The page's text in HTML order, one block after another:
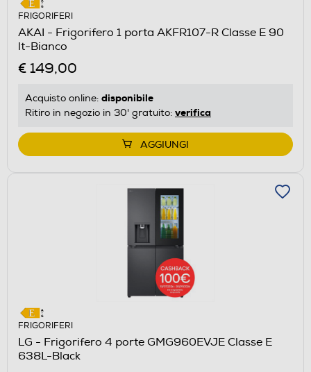
FRIGORIFERI
AKAI - Frigorifero 1 porta AKFR107-R Classe E 90
lt-Bianco
€ 149,00
Acquisto online: disponibile
Ritiro in negozio in 30' gratuito: verifica
AGGIUNGI
FRIGORIFERI
LG - Frigorifero 4 porte GMG960EVJE Classe E
638L-Black